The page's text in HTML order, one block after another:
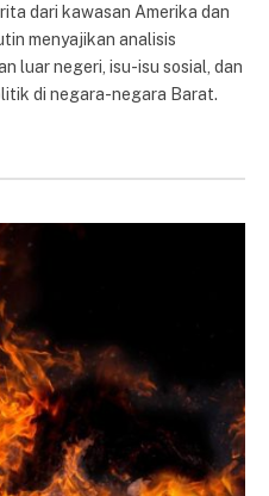
dari kawasan Amerika dan
menyajikan analisis
luar negeri, isu-isu sosial, dan
di negara-negara Barat.